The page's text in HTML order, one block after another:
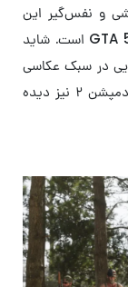
و نفس‌گیر این
منطقه، یادآور Wilderness در بازی محبوب GTA 5 است. شاید
در سبک عکاسی
از حیات‌وحش که مشابه آن را در بازی رد دد ردمپشن ۲ نیز دیده